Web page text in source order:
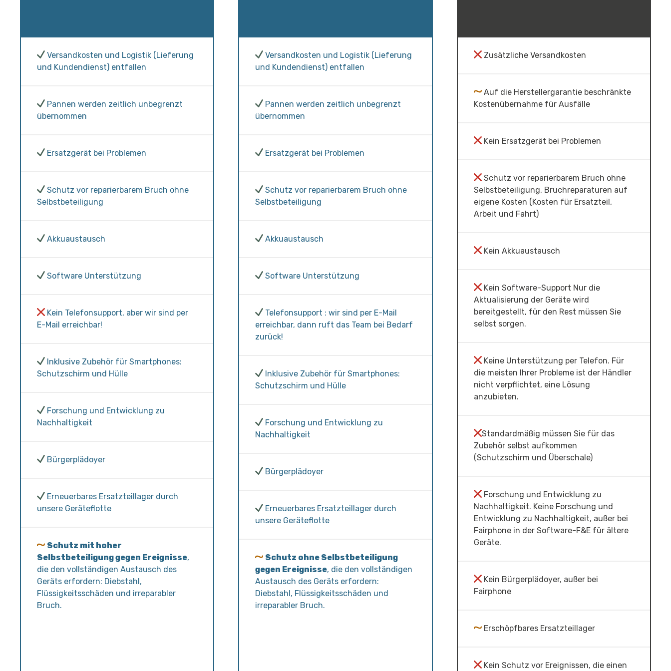
Versandkosten und Logistik (Lieferung
und Kundendienst) entfallen
Pannen werden zeitlich unbegrenzt
übernommen
Ersatzgerät bei Problemen
Schutz vor reparierbarem Bruch ohne
Selbstbeteiligung
Akkuaustausch
Software Unterstützung
Kein Telefonsupport, aber wir sind per
E-Mail erreichbar!
Inklusive Zubehör für Smartphones:
Schutzschirm und Hülle
Forschung und Entwicklung zu
Nachhaltigkeit
Bürgerplädoyer
Erneuerbares Ersatzteillager durch
unsere Geräteflotte
Schutz mit hoher
Selbstbeteiligung gegen Ereignisse,
die den vollständigen Austausch des
Geräts erfordern: Diebstahl,
Flüssigkeitsschäden und irreparabler
Bruch.
Versandkosten und Logistik (Lieferung
und Kundendienst) entfallen
Pannen werden zeitlich unbegrenzt
übernommen
Ersatzgerät bei Problemen
Schutz vor reparierbarem Bruch ohne
Selbstbeteiligung
Akkuaustausch
Software Unterstützung
Telefonsupport : wir sind per E-Mail
erreichbar, dann ruft das Team bei Bedarf
zurück!
Inklusive Zubehör für Smartphones:
Schutzschirm und Hülle
Forschung und Entwicklung zu
Nachhaltigkeit
Bürgerplädoyer
Erneuerbares Ersatzteillager durch
unsere Geräteflotte
Schutz ohne Selbstbeteiligung
gegen Ereignisse, die den vollständigen
Austausch des Geräts erfordern:
Diebstahl, Flüssigkeitsschäden und
irreparabler Bruch.
Zusätzliche Versandkosten
Auf die Herstellergarantie beschränkte
Kostenübernahme für Ausfälle
Kein Ersatzgerät bei Problemen
Schutz vor reparierbarem Bruch ohne
Selbstbeteiligung. Bruchreparaturen auf
eigene Kosten (Kosten für Ersatzteil,
Arbeit und Fahrt)
Kein Akkuaustausch
Kein Software-Support Nur die
Aktualisierung der Geräte wird
bereitgestellt, für den Rest müssen Sie
selbst sorgen.
Keine Unterstützung per Telefon. Für
die meisten Ihrer Probleme ist der Händler
nicht verpflichtet, eine Lösung
anzubieten.
Standardmäßig müssen Sie für das
Zubehör selbst aufkommen
(Schutzschirm und Überschale)
Forschung und Entwicklung zu
Nachhaltigkeit. Keine Forschung und
Entwicklung zu Nachhaltigkeit, außer bei
Fairphone in der Software-F&E für ältere
Geräte.
Kein Bürgerplädoyer, außer bei
Fairphone
Erschöpfbares Ersatzteillager
Kein Schutz vor Ereignissen, die einen